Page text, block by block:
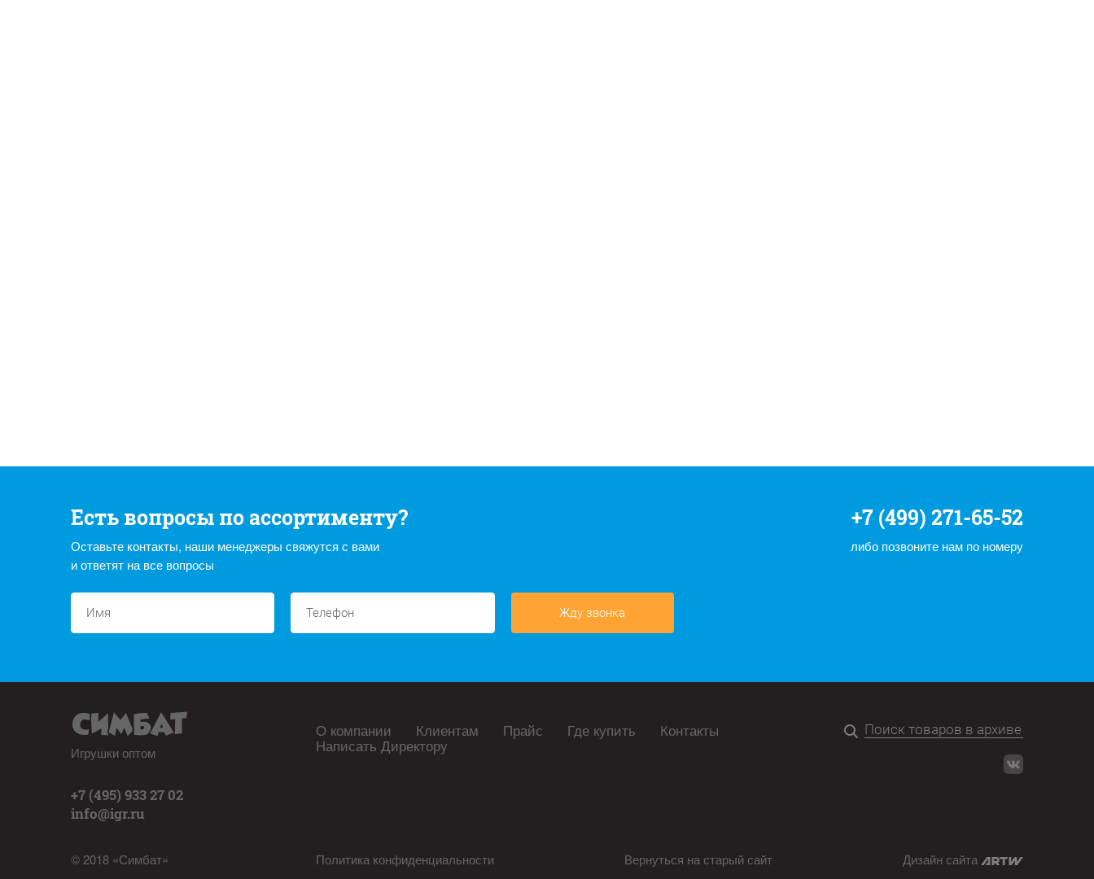
Есть вопросы по ассортименту?
Оставьте контакты, наши менеджеры свяжутся с вами
и ответят на все вопросы
+7 (499) 271-65-52
либо позвоните нам по номеру
Жду звонка
Игрушки оптом
+7 (495) 933 27 02
info@igr.ru
© 2018 «Симбат»
О компании Клиентам Прайс Где купить Контакты
Написать Директору
Политика конфиденциальности Вернуться на старый сайт Дизайн сайта